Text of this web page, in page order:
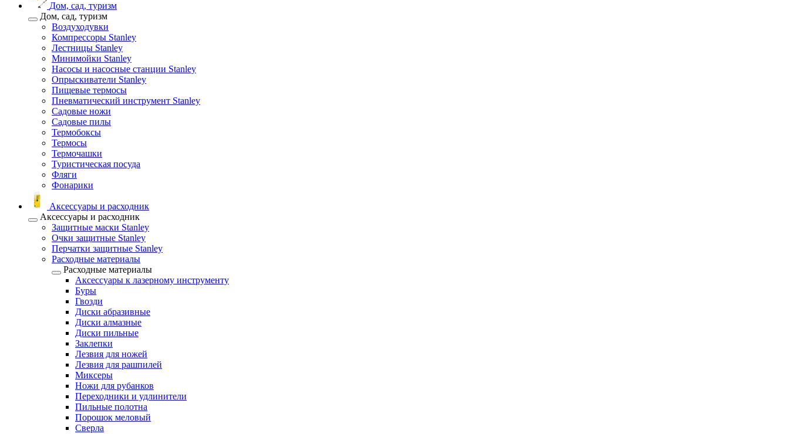
Дом, сад, туризм
Дом, сад, туризм
Воздуходувки
Компрессоры Stanley
Лестницы Stanley
Минимойки Stanley
Насосы и насосные станции Stanley
Опрыскиватели Stanley
Пищевые термосы
Пневматический инструмент Stanley
Садовые ножи
Садовые пилы
Термобоксы
Термосы
Термочашки
Туристическая посуда
Фляги
Фонарики
Аксессуары и расходник
Аксессуары и расходник
Защитные маски Stanley
Очки защитные Stanley
Перчатки защитные Stanley
Расходные материалы
Расходные материалы
Аксессуары к лазерному инструменту
Буры
Гвозди
Диски абразивные
Диски алмазные
Диски пильные
Заклепки
Лезвия для ножей
Лезвия для рашпилей
Миксеры
Ножи для рубанков
Переходники и удлинители
Пильные полотна
Порошок меловый
Сверла